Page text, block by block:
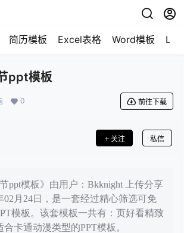
简历模板 Excel表格 Word模板
ppt模板
0 前往下载
关注 私信
节ppt模板》由用户：Bkknight 上传分享
02月24日，是一套经过精心筛选可免
模板。该套模板一共有：页好看精致
卡通动漫类型的PPT模板。